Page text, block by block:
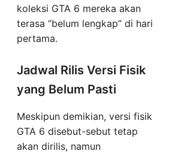
koleksi GTA 6 mereka akan
terasa “belum lengkap” di hari
pertama.
Jadwal Rilis Versi Fisik
yang Belum Pasti
Meskipun demikian, versi fisik
GTA 6 disebut-sebut tetap
akan dirilis, namun